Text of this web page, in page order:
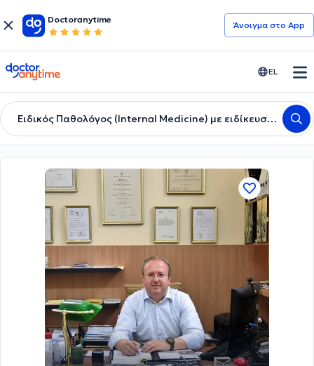
Doctoranytime
Άνοιγμα στο App
doctoranytime EL
Ειδικός Παθολόγος (Internal Medicine) με ειδίκευση ειδικότητας στα Ρευματολογικά Νοσήματα